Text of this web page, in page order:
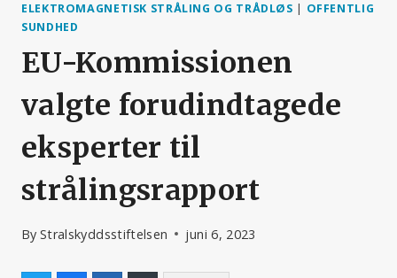
ELEKTROMAGNETISK STRÅLING OG TRÅDLØS | OFFENTLIG
SUNDHED
EU-Kommissionen
valgte forudindtagede
eksperter til
strålingsrapport
By Stralskyddsstiftelsen juni 6, 2023